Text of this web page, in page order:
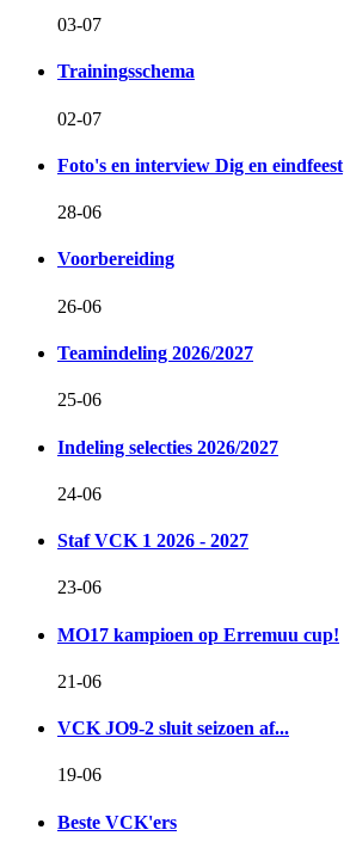
03-07
Trainingsschema
02-07
Foto's en interview Dig en eindfeest
28-06
Voorbereiding
26-06
Teamindeling 2026/2027
25-06
Indeling selecties 2026/2027
24-06
Staf VCK 1 2026 - 2027
23-06
MO17 kampioen op Erremuu cup!
21-06
VCK JO9-2 sluit seizoen af...
19-06
Beste VCK'ers